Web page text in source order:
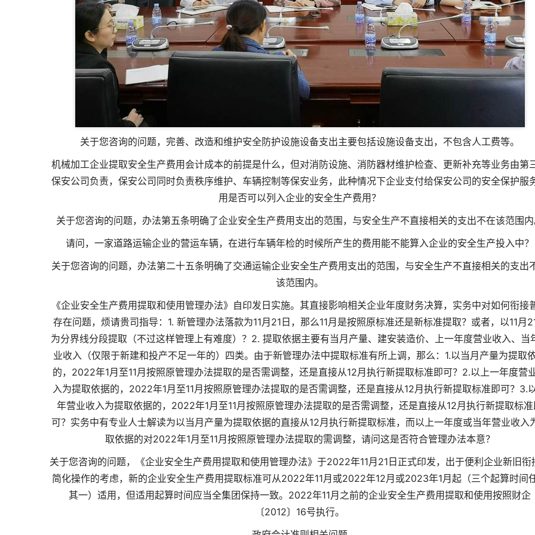
关于您咨询的问题，完善、改造和维护安全防护设施设备支出主要包括设施设备支出，不包含人工费等。
机械加工企业提取安全生产费用 会计成本的前提是什么，但对消防设施、消防器材维护检查、更新补充等业务由第
保安公司负责，保安公司同时负责秩序维护、车辆控制等保安业务，此种情况下企业支付给保安公司的安全保护服
用是否可以列入企业的安全生产费用？
关于您咨询的问题，办法第五条明确了企业安全生产费用支出的范围，与安全生产不直接相关的支出不在该范围内
请问，一家道路运输企业的营运车辆，在进行车辆年检的时候所产生的费用能不能算入企业的安全生产投入中？
关于您咨询的问题，办法第二十五条明确了交通运输企业安全生产费用支出的范围，与安全生产不直接相关的支出
该范围内。
《企业安全生产费用提取和使用管理办法》自印发日实施。其直接影响相关企业年度财务决算，实务中对如何衔接
存在问题，烦请贵司指导：1. 新管理办法落款为11月21日，那么11月是按照原标准还是新标准提取？或者，以11月
为分界线分段提取（不过这样管理上有难度）？2. 提取依据主要有当月产量、建安装造价、上一年度营业收入、当
业收入（仅限于新建和投产不足一年的）四类。由于新管理办法中提取标准有所上调，那么：1.以当月产量为提取
的，2022年1月至11月按照原管理办法提取的是否需调整，还是直接从12月执行新提取标准即可？2.以上一年度营
入为提取依据的，2022年1月至11月按照原管理办法提取的是否需调整，还是直接从12月执行新提取标准即可？3.
年营业收入为提取依据的，2022年1月至11月按照原管理办法提取的是否需调整，还是直接从12月执行新提取标准
可？实务中有专业人士解读为以当月产量为提取依据的直接从12月执行新提取标准，而以上一年度或当年营业收入
取依据的对2022年1月至11月按照原管理办法提取的需调整，请问这是否符合管理办法本意？
关于您咨询的问题，《企业安全生产费用提取和使用管理办法》于2022年11月21日正式印发，出于便利企业新旧衔
简化操作的考虑，新的企业安全生产费用提取标准可从2022年11月或2022年12月或2023年1月起（三个起算时间
其一）适用，但适用起算时间应当全集团保持一致。2022年11月之前的企业安全生产费用提取和使用按照财企
〔2012〕16号执行。